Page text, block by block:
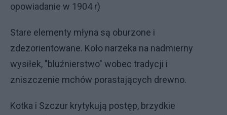
opowiadanie w 1904 r)
Stare elementy młyna są oburzone i
zdezorientowane. Koło narzeka na nadmierny
wysiłek, "bluźnierstwo" wobec tradycji i
zniszczenie mchów porastających drewno.
Kotka i Szczur krytykują postęp, brzydkie